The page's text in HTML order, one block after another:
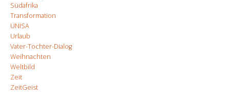
Südafrika
Transformation
UNISA
Urlaub
Vater-Tochter-Dialog
Weihnachten
Weltbild
Zeit
ZeitGeist